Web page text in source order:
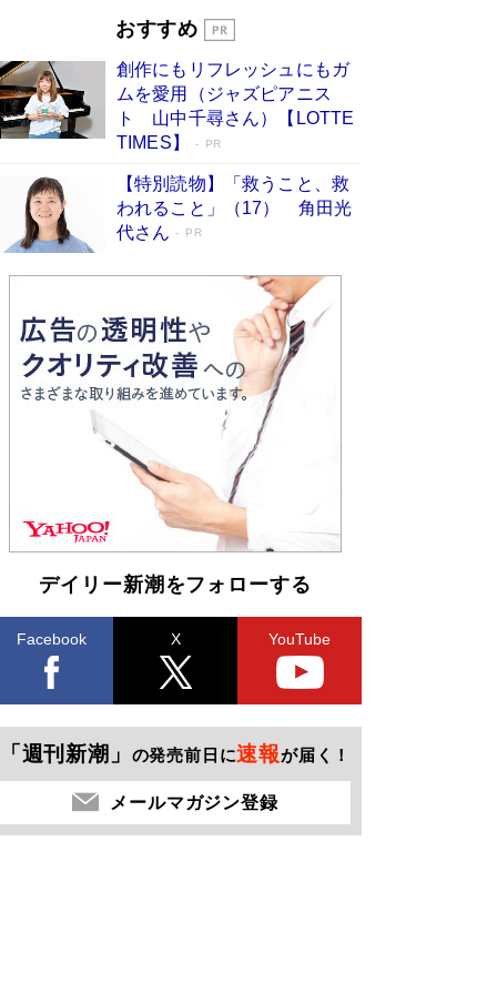
版には「宇宙で描かれたマンガ」も収録
友近氏、絶賛！ 鎌倉を舞台に、孤独を抱えた
人々が新たな一歩を踏み出す連作短篇集『海のほ
とりのプラネット』試し読み
Book Bang
おすすめ
創作にもリフレッシュにもガ
ムを愛用（ジャズピアニス
ト 山中千尋さん）【LOTTE
TIMES】
PR
【特別読物】「救うこと、救
われること」（17） 角田光
代さん
PR
デイリー新潮をフォローする
Facebook X YouTube
「週刊新潮」 の発売前日に速報が届く！
メールマガジン登録